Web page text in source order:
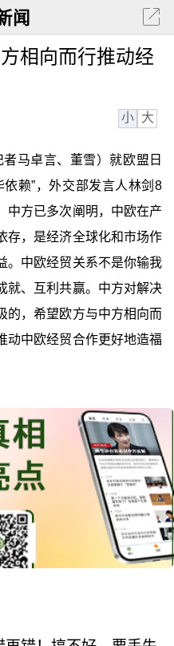
闻
相向而行推动经
小 大
马卓言、董雪）就欧盟日
赖”，外交部发言人林剑8
中方已多次阐明，中欧在产
存，是经济全球化和市场作
。中欧经贸关系不是你输我
就、互利共赢。中方对解决
的，希望欧方与中方相向而
动中欧经贸合作更好地造福